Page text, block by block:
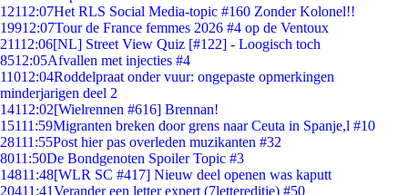
12112:07Het RLS Social Media-topic #160 Zonder Kolonel!!
19912:07Tour de France femmes 2026 #4 op de Ventoux
21112:06[NL] Street View Quiz [#122] - Loogisch toch
8512:05Afvallen met injecties #4
11012:04Roddelpraat onder vuur: ongepaste opmerkingen
minderjarigen deel 2
14112:02[Wielrennen #616] Brennan!
15111:59Migranten breken door grens naar Ceuta in Spanje,l #10
28111:55Post hier pas overleden muzikanten #32
8011:50De Bondgenoten Spoiler Topic #3
14811:48[WLR SC #417] Nieuw deel openen was kaputt
20411:41Verander een letter expert (7lettereditie) #50